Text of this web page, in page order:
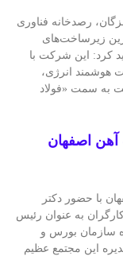
رصدخانه فناوری
زیرساخت‌های
کرد: این شرکت با
هوشمند انرژی،
به سمت «فولاد
اصفهان
با حضور دکتر
به عنوان رئیس
سازمان بورس و
این مجتمع عظیم